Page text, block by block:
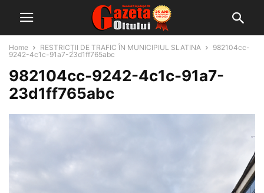
Home RESTRICȚII DE TRAFIC ÎN MUNICIPIUL SLATINA
982104cc-
9242-4c1c-91a7-23d1ff765abc
982104cc-9242-4c1c-91a7-
23d1ff765abc